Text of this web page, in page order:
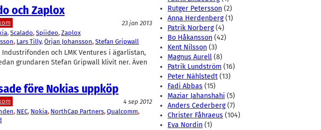
och Zaplox
23 jan 2013
, Scalado, Spiideo, Zaplox
, Lars Tilly, Örjan Johansson, Stefan Gripwall
och LMK Ventures i ägarlistan,
grundaren Stefan Gripwall klivit ner. Även
före Nokias uppköp
4 sep 2012
, NEC, Nokia, NorthCap Partners, Qualcomm
Rutger Petersson (2)
Anna Herdenberg(1)
Patrik Norberg(4)
Bo Håkansson (42)
Kent Nilsson (3)
Magnus Aurell (8)
Patrik Lundström (16)
Peter Nählstedt (13)
Fadi Abbas (15)
Maziar Jahanshahi (5)
Anders Cederberg(7)
Christer Fåhraeus (104)
Eva Nordin (1)